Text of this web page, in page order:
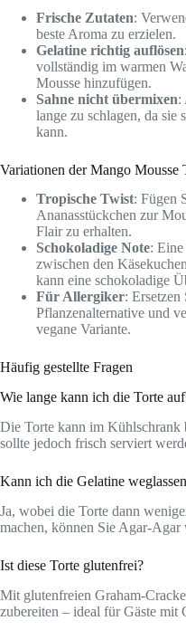
Frische Zutaten:
beste Aroma zu erzielen.
Gelatine richtig auflösen
vollständig im warmen
Mousse hinzufügen.
Sahne nicht übermixen:
lange zu schlagen, da sie
kann.
Variationen der Mango Mousse
Tropische Twist: Fügen
Ananasstückchen zur
Flair zu erhalten.
Schokoladige Note:
zwischen den
kann eine schokoladige
Für Allergiker: Ersetzen
Pflanzenalternative und
vegane Variante.
Häufig gestellte Fragen
Wie lange kann ich die Torte
Die Torte kann im Kühlschrank
sollte jedoch frisch serviert
Kann ich die Gelatine
Ja, wobei die Torte dann
machen, können Sie Agar-Agar
Ist diese Torte glutenfrei?
Mit glutenfreien Graham-
zubereiten – ideal für Gäste